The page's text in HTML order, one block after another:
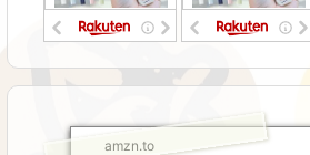
amzn.to